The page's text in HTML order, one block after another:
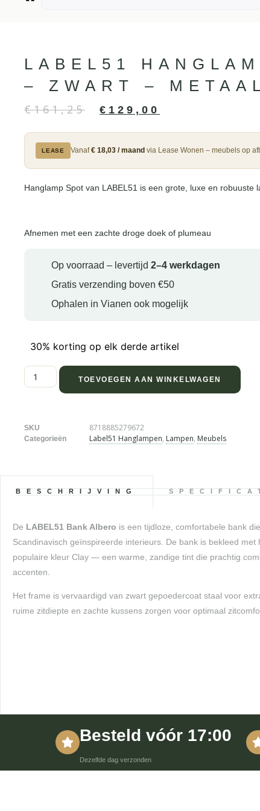
LABEL51
– ZWART –
€161,25 € 129,00
LEASE Vanaf€ 18,03 / maand via Lease Wonen – meubels op
Hanglamp Spot van LABEL51 is een grote, luxe en robuuste
Afnemen met een zachte droge doek of plumeau
Op voorraad – levertijd 2–4 werkdagen
Gratis verzending boven €50
Ophalen in Vianen ook mogelijk
30% korting op elk derde artikel
TOEVOEGEN AAN WINKELWAGEN
SKU 8718885279672
Categorieën Label51 Hanglampen, Lampen, Meubels
BESCHRIJVING
De LABEL51 Bank Albero is een tijdloze, comfortabele bank
Scandinavisch geïnspireerde interieurs. De bank is bekleed met
populaire kleur Clay — een warme, zandige tint die prachtig
accenten.
Het frame is vervaardigd van zwart gepoedercoat staal voor
ruime zitdiepte en zachte kussens zorgen voor optimaal
Besteld vóór 17:00
Dezelfde dag verzonden